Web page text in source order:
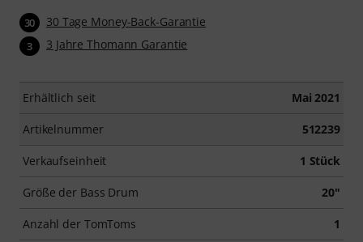
30 30 Tage Money-Back-Garantie
3 3 Jahre Thomann Garantie
Erhältlich seit Mai 2021
Artikelnummer 512239
Verkaufseinheit 1 Stück
Größe der Bass Drum 20"
Anzahl der TomToms 1